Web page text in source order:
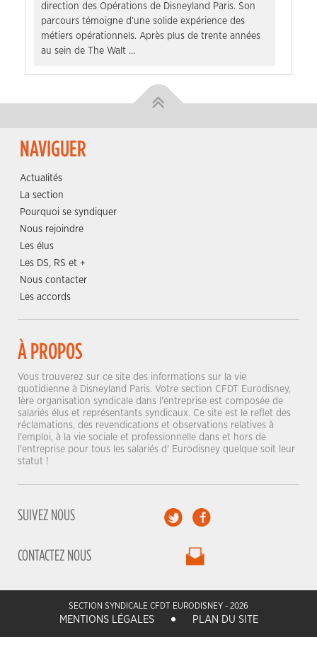
direction des Opérations de Disneyland Paris. Son
parcours témoigne d’une solide expérience des
métiers opérationnels. Après plus de trente années
au sein de The Walt …
NAVIGUER
Actualités
La section
Pourquoi se syndiquer
Nous rejoindre
Les élus
Les DS, RS et +
Nous contacter
Les accords
À PROPOS
Vous trouverez sur ce site des informations sur la vie
quotidienne à Disneyland Paris. Votre section CFDT Eurodisney,
1ère organisation syndicale dans l'entreprise est composée de
salariés élus et représentants syndicaux. Ce site est le reflet des
réclamations, des revendications et observations relatives à
l'emploi, à la vie sociale et professionnelle dans et hors de
l'entreprise pour tous les salariés d' Eurodisney quelque soit leur
statut !
SUIVEZ NOUS
CONTACTEZ NOUS
SECTION SYNDICALE CFDT EURODISNEY - 2026
MENTIONS LÉGALES PLAN DU SITE